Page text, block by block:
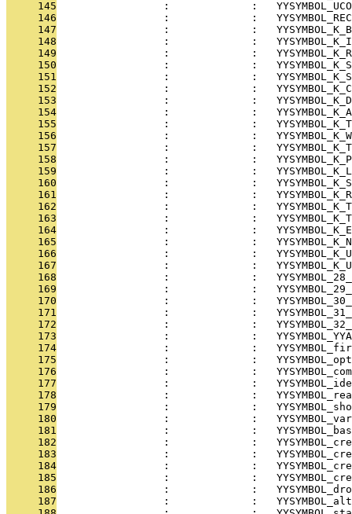
     145
:             :
     146
:             :
     147
:             :
     148
:             :
     149
:             :
     150
:             :
     151
:             :
     152
:             :
     153
:             :
     154
:             :
     155
:             :
     156
:             :
     157
:             :
     158
:             :
     159
:             :
     160
:             :
     161
:             :
     162
:             :
     163
:             :
     164
:             :
     165
:             :
     166
:             :
     167
:             :
     168
:             :
     169
:             :
     170
:             :
     171
:             :
     172
:             :
     173
:             :
     174
:             :
     175
:             :
     176
:             :
     177
:             :
     178
:             :
     179
:             :
     180
:             :
     181
:             :
     182
:             :
     183
:             :
     184
:             :
     185
:             :
     186
:             :
     187
:             :